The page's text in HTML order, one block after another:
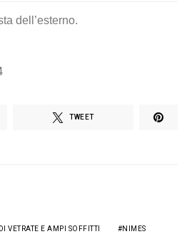
dell’esterno.
TWEET
VETRATE E AMPI SOFFITTI NIMES